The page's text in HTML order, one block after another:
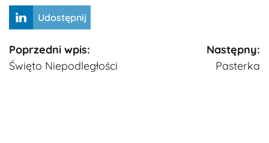
Udostępnij
Kontynuuj
czytanie
Poprzedni wpis:
Święto Niepodległości
Następny:
Pasterka